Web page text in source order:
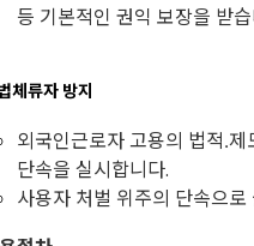
등 기본적인 권익 보장을 받
체류자 방지
외국인근로자 고용의 법적․
단속을 실시합니다.
사용자 처벌 위주의 단속으